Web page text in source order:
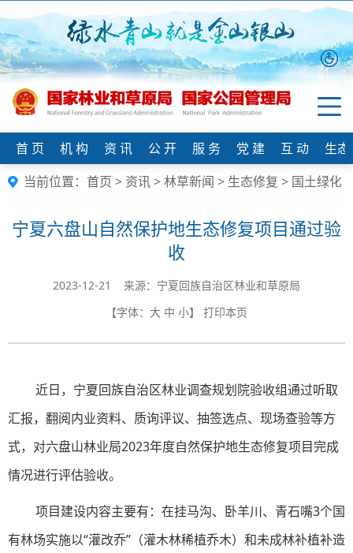
首 页 机 构 资 讯 公 开 服 务 党 建 互 动
生
当前位置： 首页 > 资讯>林草新闻 > 生态修复 > 国土绿化
宁夏六盘山自然保护地生态修复项目通过验
收
2023-12-21 来源：宁夏回族自治区林业和草原局
【字体： 大 中 小】 打印本页
近日，宁夏回族自治区林业调查规划院验收组通过听取
汇报，翻阅内业资料、质询评议、抽签选点、现场查验等方
式， 对六盘山林业局2023年度自然保护地生态修复项目完成
情况进行评估验收。
项目建设内容主要有：在挂马沟、卧羊川、青石嘴3个国
有林场实施以“灌改乔”（灌木林稀植乔木）和未成林补植补造